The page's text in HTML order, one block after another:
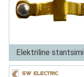
Rohkem